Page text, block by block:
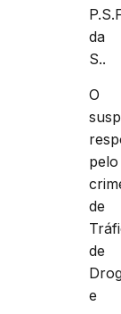
da
S..
O
pelo
de
de
e